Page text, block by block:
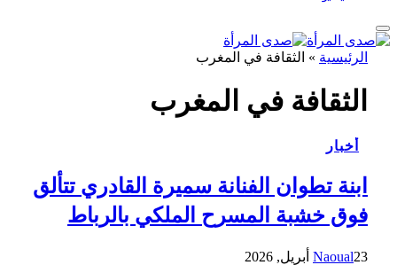
الرئيسية » الثقافة في المغرب
الثقافة في المغرب
أخبار
ابنة تطوان الفنانة سميرة القادري تتألق
فوق خشبة المسرح الملكي بالرباط
Naoual23 أبريل, 2026